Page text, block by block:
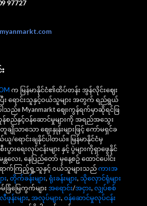
97727
က မြန်မာနိုင်ငံ၏ထိပ်တန်း အွန်လိုင်းဈေး
း ရောင်းသူနှင့်ဝယ်သူများ အတွက် ရည်ရွယ်
ည်။ Myanmarkt ဈေးကွန်ရက်မှာဆိုရင်ဖြ
စည်နှင့်ဝန်ဆောင်မှုများကို အရည်အသွေး
ျိုသာသော ဈေးနှုန်းများဖြင့် ကော်မရှင်ခ
/ရောင်းချနိုင်ပါတယ်။ မြန်မာနိုင်ငံမှ
ပွားရေးလုပ်ငန်းများ နှင့် ပွဲများကိုရှာဖွေနိုင်
တလေး, နေပြည်တော် မှနေ့စဥ် ထောင်ပေါင်း
ရောက်ကြည့်ရှု့သူနှင့် ဝယ်သူများသည်ကားအ
း, တိုက်ခန်းများ, ရုံးခန်းများ, သိုလှောင်ရုံများ
ြံမြေကွက်များ အရောင်း/အငှား, လျှပ်စစ်
န်းများ, အလုပ်များ, ဝန်ဆောင်မှုလုပ်ငန်း